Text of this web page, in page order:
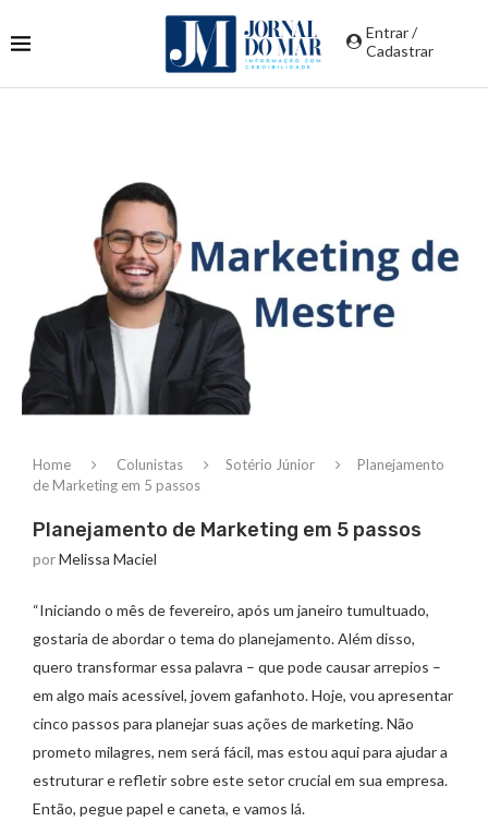
Entrar /
Cadastrar
Home Colunistas Sotério Júnior
Planejamento
de Marketing em 5 passos
Planejamento de Marketing em 5 passos
porMelissa Maciel
“Iniciando o mês de fevereiro, após um janeiro tumultuado,
gostaria de abordar o tema do planejamento. Além disso,
quero transformar essa palavra – que pode causar arrepios –
em algo mais acessível, jovem gafanhoto. Hoje, vou apresentar
cinco passos para planejar suas ações de marketing. Não
prometo milagres, nem será fácil, mas estou aqui para ajudar a
estruturar e refletir sobre este setor crucial em sua empresa.
Então, pegue papel e caneta, e vamos lá.